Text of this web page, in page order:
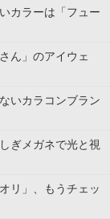
カラーは「フュー
ん」のアイウェ
いカラコンブラン
ぎメガネで光と視
リ」、もうチェッ